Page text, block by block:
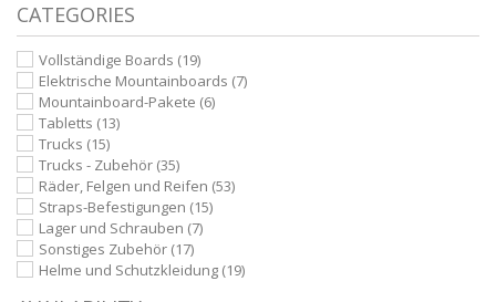
CATEGORIES
Vollständige Boards (19)
Elektrische Mountainboards (7)
Mountainboard-Pakete (6)
Tabletts (13)
Trucks (15)
Trucks - Zubehör (35)
Räder, Felgen und Reifen (53)
Straps-Befestigungen (15)
Lager und Schrauben (7)
Sonstiges Zubehör (17)
Helme und Schutzkleidung (19)